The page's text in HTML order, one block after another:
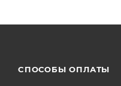
CПОСОБЫ ОПЛАТЫ